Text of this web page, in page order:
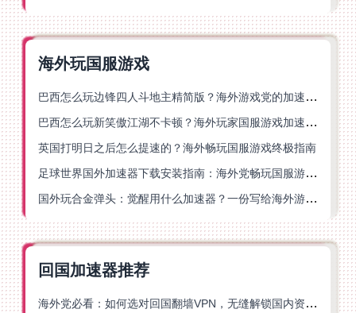
海外玩国服游戏
巴西怎么玩边锋四人斗地主精简版？海外游戏党的加速器终极选择
巴西怎么玩新笑傲江湖不卡顿？海外玩家国服游戏加速终极指南（附猫和老鼠一梦江湖实测）
英国打明日之后怎么提速的？海外畅玩国服游戏终极指南
足球世界国外加速器下载安装指南：海外党畅玩国服游戏的终极解决方案
国外玩合金弹头：觉醒用什么加速器？一份写给海外游子的畅玩指南
回国加速器推荐
海外党必看：如何选对回国翻墙VPN，无缝解锁国内资源？